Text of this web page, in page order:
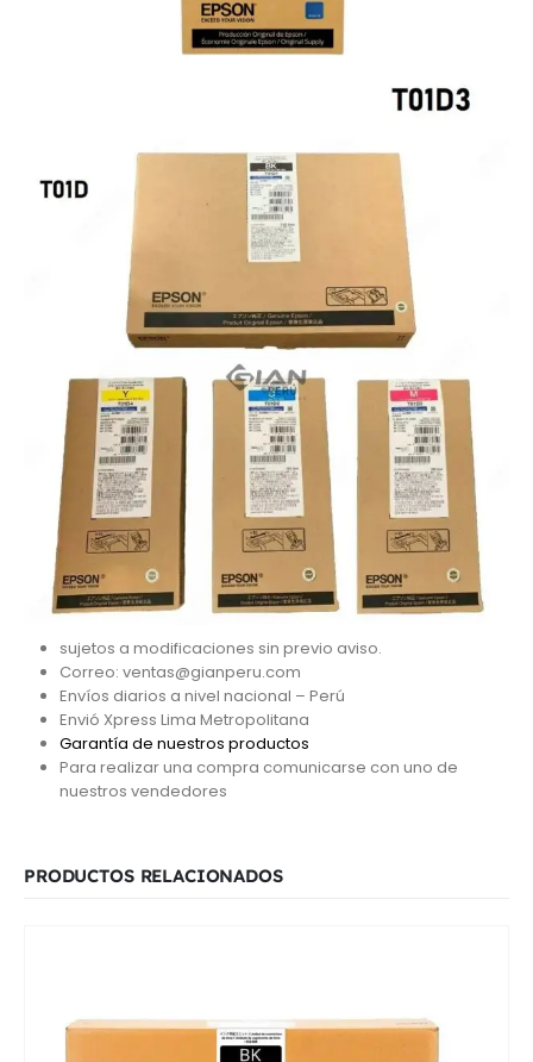
sujetos a modificaciones sin previo aviso.
Correo: ventas@gianperu.com
Envíos diarios a nivel nacional – Perú
Envió Xpress Lima Metropolitana
Garantía de nuestros productos
Para realizar una compra comunicarse con uno de
nuestros vendedores
PRODUCTOS RELACIONADOS